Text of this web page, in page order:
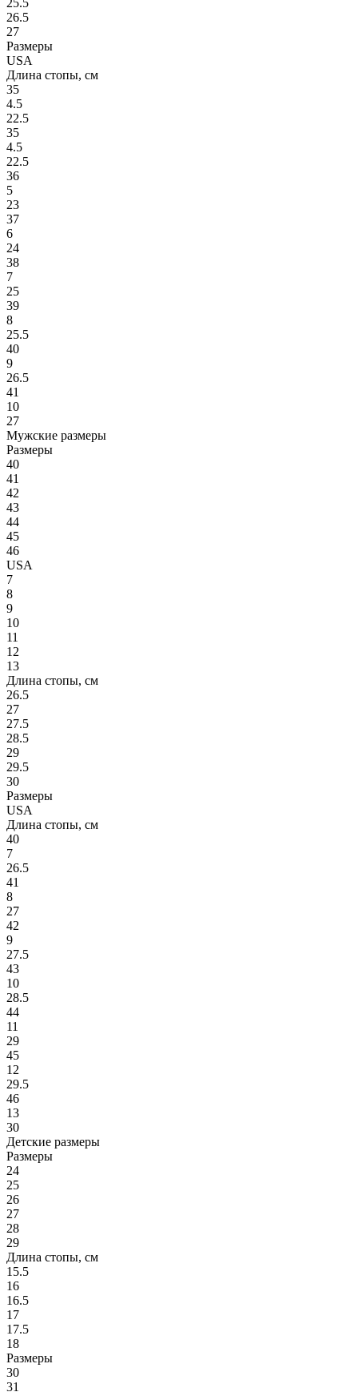
26.5
27
Размеры
USA
Длина стопы, см
35
4.5
22.5
35
4.5
22.5
36
5
23
37
6
24
38
7
25
39
8
25.5
40
9
26.5
41
10
27
Мужские размеры
Размеры
40
41
42
43
44
45
46
USA
7
8
9
10
11
12
13
Длина стопы, см
26.5
27
27.5
28.5
29
29.5
30
Размеры
USA
Длина стопы, см
40
7
26.5
41
8
27
42
9
27.5
43
10
28.5
44
11
29
45
12
29.5
46
13
30
Детские размеры
Размеры
24
25
26
27
28
29
Длина стопы, см
15.5
16
16.5
17
17.5
18
Размеры
30
31